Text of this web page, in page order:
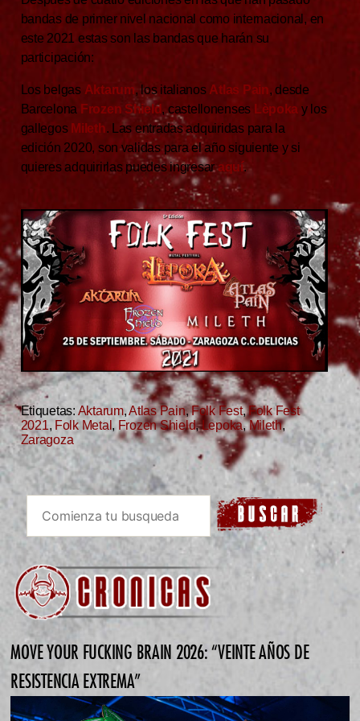
bandas de primer nivel nacional como internacional, en
este 2021 estas son las bandas que harán su
participación:
Los belgas Aktarum, los italianos Atlas Pain, desde
Barcelona Frozen Shield, castellonenses Lèpoka y los
gallegos Mileth. Las entradas adquiridas para la
edición 2020, son validas para el año siguiente y si
quieres adquirirlas puedes ingresaraquí.
Etiquetas: Aktarum,Atlas Pain,Folk Fest,Folk Fest
2021, Folk Metal , Frozen Shield,Lepoka,Mileth,
Zaragoza
MOVE YOUR FUCKING BRAIN 2026: “VEINTE AÑOS DE
RESISTENCIA EXTREMA”